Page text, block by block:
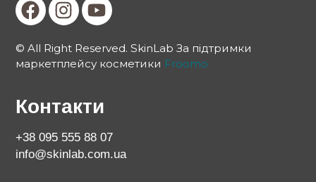
© All Right Reserved. SkinLab За підтримки
маркетплейсу косметики Froomo
Контакти
+38 095 555 88 07
info@skinlab.com.ua